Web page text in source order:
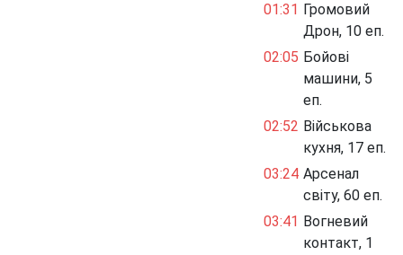
01:31 Громовий
Дрон, 10 еп.
02:05 Бойові
машини, 5
еп.
02:52 Військова
кухня, 17 еп.
03:24 Арсенал
світу, 60 еп.
03:41 Вогневий
контакт, 1